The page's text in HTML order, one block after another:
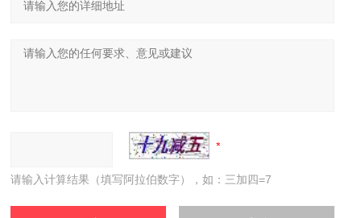
请输入计算结果（填写阿拉伯数字），如：三加四=7